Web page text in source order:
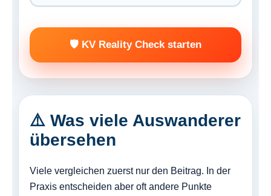
🛡️ KV Reality Check starten
⚠️ Was viele Auswanderer
übersehen
Viele vergleichen zuerst nur den Beitrag. In der
Praxis entscheiden aber oft andere Punkte